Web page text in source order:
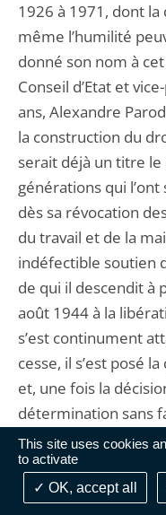
This site uses cookies
to activate
OK, accept all
1926 à 1971, dont
même l’humilité
donné son nom à
Conseil d’Etat et
ans, Alexandre
la construction du
serait déjà un titre le
générations qui l’ont
dès sa révocation
du travail et de la
indéfectible soutien
de qui il descendit à
août 1944 à la
s’est continument
cesse, il s’est posé
et, une fois la
détermination sans
finalité[3]. Sans
a, au-delà de la
reconstruction de la